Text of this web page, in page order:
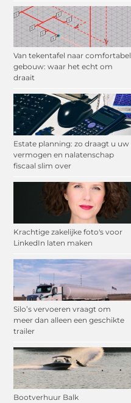
Van tekentafel naar comfortabel
gebouw: waar het echt om
draait
Estate planning: zo draagt u uw
vermogen en nalatenschap
fiscaal slim over
Krachtige zakelijke foto's voor
LinkedIn laten maken
Silo’s vervoeren vraagt om
meer dan alleen een geschikte
trailer
Bootverhuur Balk